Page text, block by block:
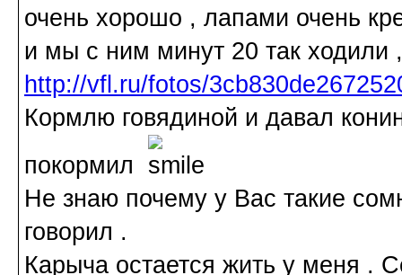
очень хорошо , лапами очень
и мы с ним минут 20 так ходили
http://vfl.ru/fotos/
Кормлю говядиной и давал
покормил
Не знаю почему у Вас такие
говорил .
Карыча остается жить у меня .